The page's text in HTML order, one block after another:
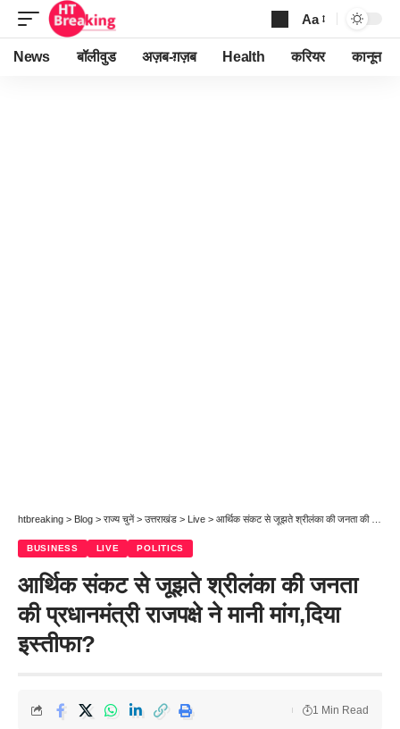
Font
Resizer
Aa
News बॉलीवुड अज़ब-ग़ज़ब Health करियर कानून
htbreaking > Blog > राज्य चुनें > उत्तराखंड > Live > आर्थिक संकट से जूझते श्रीलंका की जनता की प्रधानमंत्री राजपक्षे ने मानी मांग,दिया इस्तीफा?
BUSINESS LIVE POLITICS
आर्थिक संकट से जूझते श्रीलंका की जनता
की प्रधानमंत्री राजपक्षे ने मानी मांग,दिया
इस्तीफा?
1 Min Read